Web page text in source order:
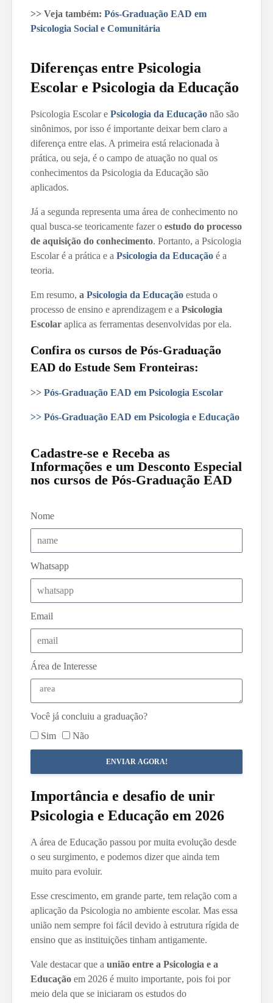
>> Veja também: Pós-Graduação EAD em
Psicologia Social e Comunitária
Diferenças entre Psicologia
Escolar e Psicologia da Educação
Psicologia Escolar e Psicologia da Educação não são
sinônimos, por isso é importante deixar bem claro a
diferença entre elas. A primeira está relacionada à
prática, ou seja, é o campo de atuação no qual os
conhecimentos da Psicologia da Educação são
aplicados.
Já a segunda representa uma área de conhecimento no
qual busca-se teoricamente fazer o estudo do processo
de aquisição do conhecimento. Portanto, a Psicologia
Escolar é a prática e a Psicologia da Educação é a
teoria.
Em resumo, a Psicologia da Educação estuda o
processo de ensino e aprendizagem e a Psicologia
Escolar aplica as ferramentas desenvolvidas por ela.
Confira os cursos de Pós-Graduação
EAD do Estude Sem Fronteiras:
>> Pós-Graduação EAD em Psicologia Escolar
>> Pós-Graduação EAD em Psicologia e Educação
Cadastre-se e Receba as
Informações e um Desconto Especial
nos cursos de Pós-Graduação EAD
Nome
Whatsapp
Email
Área de Interesse
Você já concluiu a graduação?
Sim
Não
ENVIAR AGORA!
Importância e desafio de unir
Psicologia e Educação em 2026
A área de Educação passou por muita evolução desde
o seu surgimento, e podemos dizer que ainda tem
muito para evoluir.
Esse crescimento, em grande parte, tem relação com a
aplicação da Psicologia no ambiente escolar. Mas essa
união nem sempre foi fácil devido à estrutura rígida de
ensino que as instituições tinham antigamente.
Vale destacar que a união entre a Psicologia e a
Educação em 2026 é muito importante, pois foi por
meio dela que se iniciaram os estudos do